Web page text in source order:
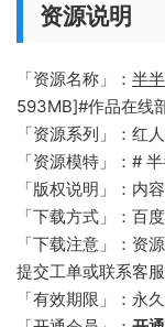
资源说明
「资源名称」： 半
593MB]#作品在线
「资源系列」：红
「资源模特」：#
「版权说明」：内
「下载方式」：百
「下载注意」：资
提交工单或联系客服
「有效期限」：永